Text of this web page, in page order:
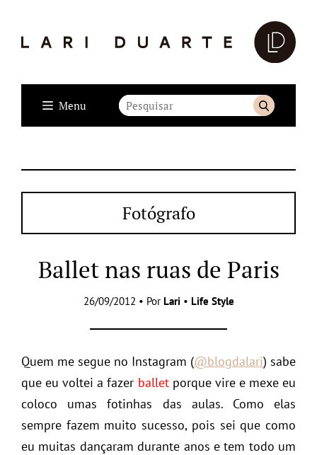
Menu
Fotógrafo
Ballet nas ruas de Paris
26/09/2012 • Por Lari • Life Style
Quem me segue no Instagram (@blogdalari) sabe
que eu voltei a fazer balletporque vire e mexe eu
coloco umas fotinhas das aulas. Como elas
sempre fazem muito sucesso, pois sei que como
eu muitas dançaram durante anos e tem todo um